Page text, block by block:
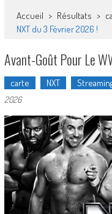
Accueil > Résultats >
NXT du 3 Février 2026 !
Avant-Goût Pour Le
carte NXT
2026